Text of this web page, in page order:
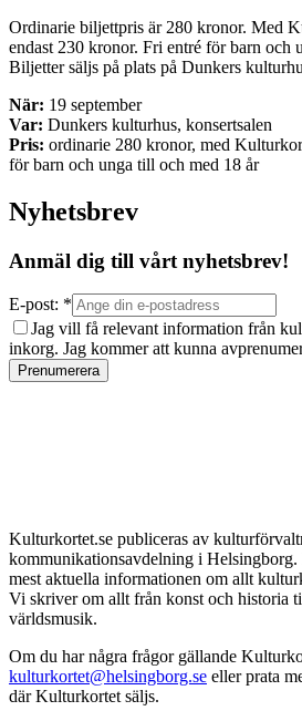
Ordinarie biljettpris är 280 kronor. Med
endast 230 kronor. Fri entré för barn och
Biljetter säljs på plats på Dunkers
När: 19 september
Var: Dunkers kulturhus, konsertsalen
Pris: ordinarie 280 kronor, med
för barn och unga till och med 18 år
Nyhetsbrev
Anmäl dig till vårt nyhetsbrev!
E-post: *
Jag vill få relevant information från
inkorg. Jag kommer att kunna
Prenumerera
Kulturkortet.se publiceras av
kommunikationsavdelning i
mest aktuella informationen om allt
Vi skriver om allt från konst och historia
världsmusik.
Om du har några frågor gällande
kulturkortet@helsingborg.se eller prata
där Kulturkortet säljs.